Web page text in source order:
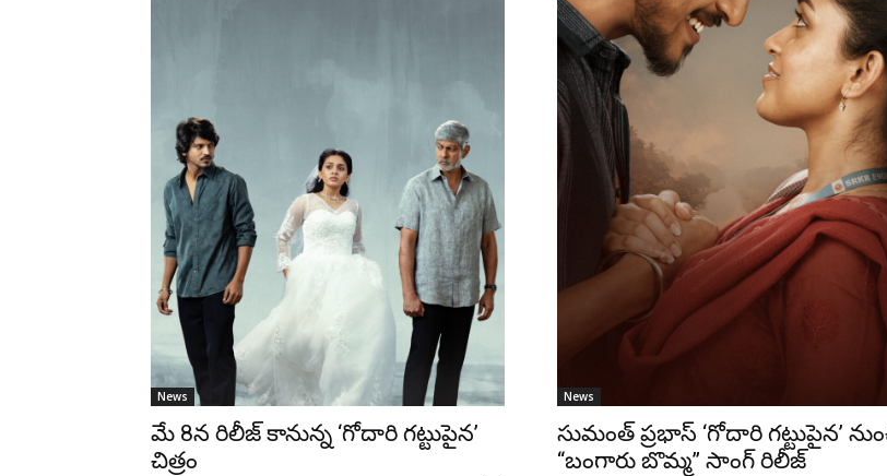
News
మే 8న రిలీజ్ కానున్న ‘గోదారి గట్టుపైన’
చిత్రం
News
సుమంత్ ప్రభాస్ ‘గోదారి గట్టుపైన’
“బంగారు బొమ్మ” సాంగ్ రిలీజ్